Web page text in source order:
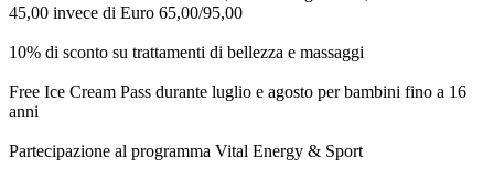
45,00 invece di Euro 65,00/95,00
10% di sconto su trattamenti di bellezza e massaggi
Free Ice Cream Pass durante luglio e agosto per bambini fino a 16
anni
Partecipazione al programma Vital Energy & Sport